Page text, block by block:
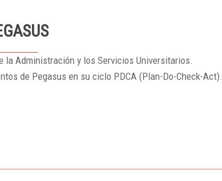
la Administración y los Servicios Universitarios.
de Pegasus en su ciclo PDCA (Plan-Do-Check-Act).